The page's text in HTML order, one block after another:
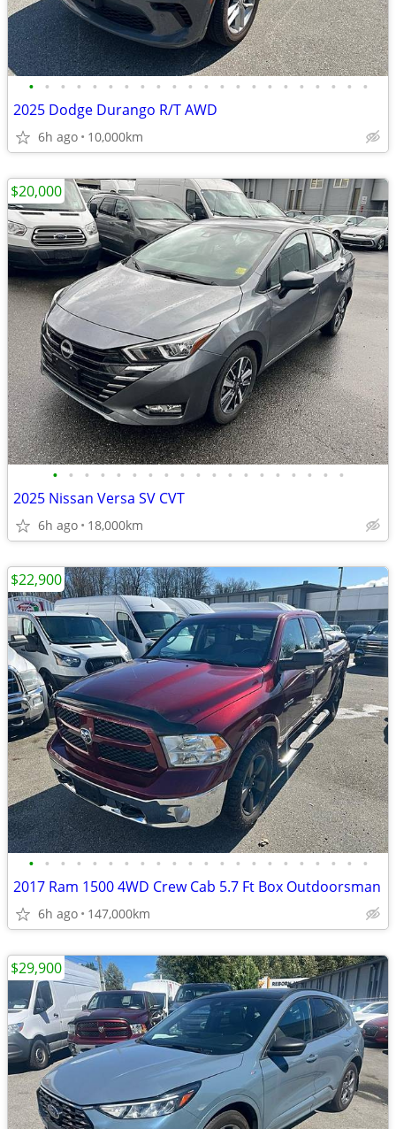
• • • • • • • • • • • • • • • • • • • • • •
2025 Dodge Durango R/T AWD
6h ago 10,000km
• • • • • • • • • • • • • • • • • • •
2025 Nissan Versa SV CVT
6h ago 18,000km
$20,000
• • • • • • • • • • • • • • • • • • • • • •
2017 Ram 1500 4WD Crew Cab 5.7 Ft Box Outdoorsman
6h ago 147,000km
$22,900
$29,900